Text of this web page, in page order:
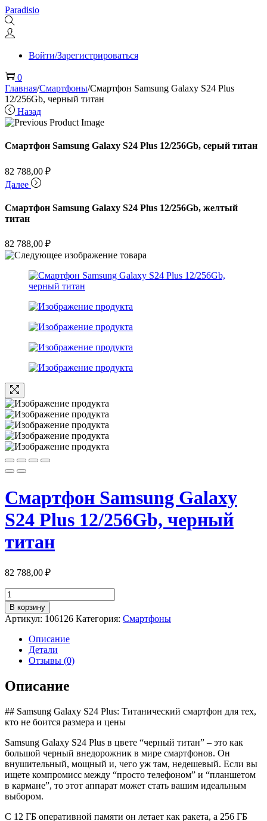
Перейти
к
навигации
Перейти
к
содержимому
Paradisio
Войти/Зарегистрироваться
0
Главная/Смартфоны/Смартфон Samsung Galaxy S24 Plus
12/256Gb, черный титан
Назад
Смартфон Samsung Galaxy S24 Plus 12/256Gb, серый титан
82 788,00 ₽
Далее
Смартфон Samsung Galaxy S24 Plus 12/256Gb, желтый
титан
82 788,00 ₽
Смартфон Samsung Galaxy
S24 Plus 12/256Gb, черный
титан
82 788,00 ₽
Количество
товара
Смартфон
Samsung
Galaxy
Plus
12/256Gb,
черный
титан
В корзину
Артикул: 106126 Категория: Смартфоны
Описание
Детали
Отзывы (0)
Описание
## Samsung Galaxy S24 Plus: Титанический смартфон для тех,
кто не боится размера и цены
Samsung Galaxy S24 Plus в цвете “черный титан” – это как
большой черный внедорожник в мире смартфонов. Он
внушительный, мощный и, чего уж там, недешевый. Если вы
ищете компромисс между “просто телефоном” и “планшетом
в кармане”, то этот аппарат может стать вашим идеальным
выбором.
С 12 ГБ оперативной памяти он летает как ракета, а 256 ГБ